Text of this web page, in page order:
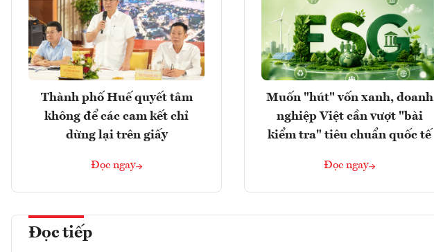
Thành phố Huế quyết tâm
không để các cam kết chỉ
dừng lại trên giấy
Đọc ngay
Muốn "hút" vốn xanh, doanh
nghiệp Việt cần vượt "bài
kiểm tra" tiêu chuẩn quốc tế
Đọc ngay
Đọc tiếp